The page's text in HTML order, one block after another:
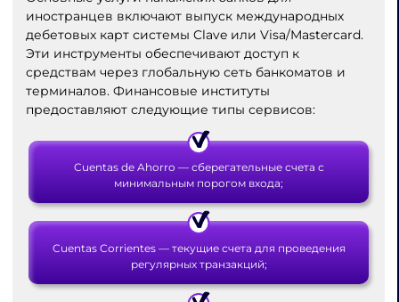
иностранцев включают выпуск международных
дебетовых карт системы Clave или Visa/Mastercard.
Эти инструменты обеспечивают доступ к
средствам через глобальную сеть банкоматов и
терминалов. Финансовые институты
предоставляют следующие типы сервисов:
Cuentas de Ahorro — сберегательные счета с
минимальным порогом входа;
Cuentas Corrientes — текущие счета для проведения
регулярных транзакций;